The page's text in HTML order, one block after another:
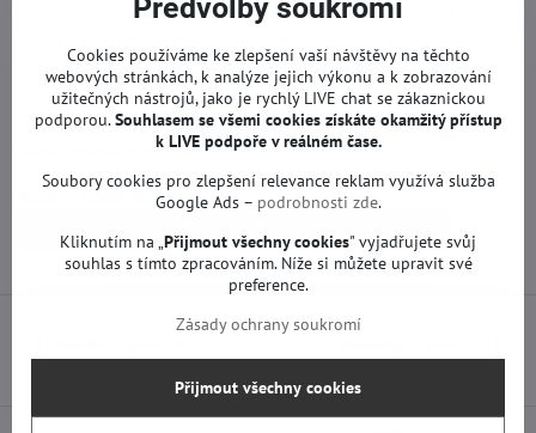
modelech. Před koupí doporučujeme řádně zkontrolovat jakékoli
Na použité náhradní díly poskytujeme záruku 12 měsíců.
Náhradní díly na TV LG jsou funkční od výroby. Neproběhla na nich
žádná oprava ani servis.
Více z kategorie
Náhradní díly | LG TV Zdrojové desky | LG TV
Předvolby soukromí
Cookies používáme ke zlepšení vaší návštěvy na těchto
webových stránkách, k analýze jejich výkonu a k zobrazování
užitečných nástrojů, jako je rychlý LIVE chat se zákaznickou
podporou.Souhlasem se všemi cookies získáte okamžitý přístup
k LIVE podpoře v reálném čase.
Soubory cookies pro zlepšení relevance reklam využívá služba
Google Ads – podrobnosti zde.
Kliknutím na „Přijmout všechny cookies" vyjadřujete svůj
souhlas s tímto zpracováním. Níže si můžete upravit své
preference.
Zásady ochrany soukromí
Přijmout všechny cookies